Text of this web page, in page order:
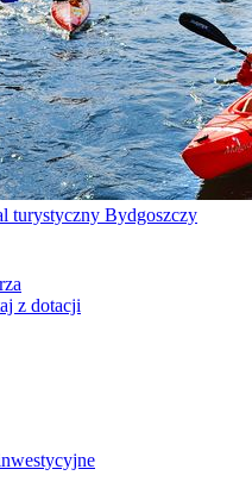
turystyczny Bydgoszczy
z dotacji